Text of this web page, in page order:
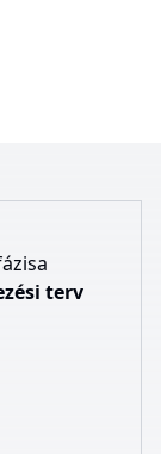
terv